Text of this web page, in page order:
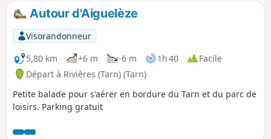
Autour d'Aiguelèze
Visorandonneur
5,80 km
+6 m -6 m 1h 40
Facile
Départ à Rivières (Tarn) (Tarn)
Petite balade pour s'aérer en bordure du Tarn et du parc de
loisirs. Parking gratuit